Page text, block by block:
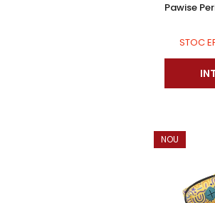
Pawise
STOC
NOU